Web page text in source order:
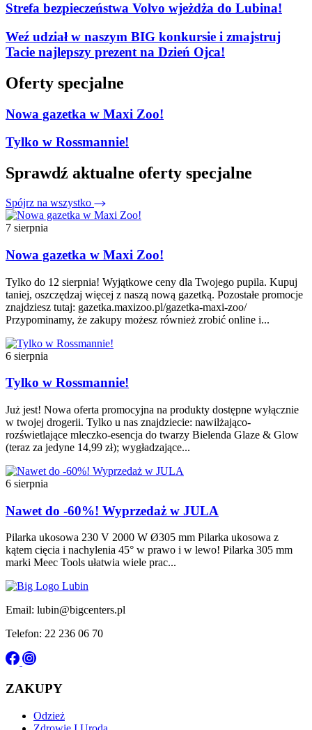
Strefa bezpieczeństwa Volvo wjeżdża do Lubina!
Weź udział w naszym BIG konkursie i zmajstruj
Tacie najlepszy prezent na Dzień Ojca!
Oferty specjalne
Nowa gazetka w Maxi Zoo!
Tylko w Rossmannie!
Sprawdź aktualne oferty specjalne
Spójrz na wszystko
7 sierpnia
Nowa gazetka w Maxi Zoo!
Tylko do 12 sierpnia! Wyjątkowe ceny dla Twojego pupila. Kupuj
taniej, oszczędzaj więcej z naszą nową gazetką. Pozostałe promocje
znajdziesz tutaj: gazetka.maxizoo.pl/gazetka-maxi-zoo/
Przypominamy, że zakupy możesz również zrobić online i...
6 sierpnia
Tylko w Rossmannie!
Już jest! Nowa oferta promocyjna na produkty dostępne wyłącznie
w twojej drogerii. Tylko u nas znajdziecie: nawilżająco-
rozświetlające mleczko-esencja do twarzy Bielenda Glaze & Glow
(teraz za jedyne 14,99 zł); wygładzające...
6 sierpnia
Nawet do -60%! Wyprzedaż w JULA
Pilarka ukosowa 230 V 2000 W Ø305 mm Pilarka ukosowa z
kątem cięcia i nachylenia 45° w prawo i w lewo! Pilarka 305 mm
marki Meec Tools ułatwia wiele prac...
Email: lubin@bigcenters.pl
Telefon: 22 236 06 70
ZAKUPY
Odzież